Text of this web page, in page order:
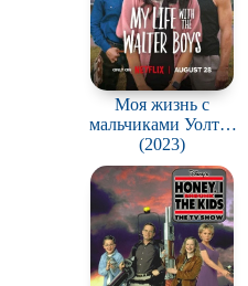
Моя жизнь с
мальчиками Уолтер
/ My Life with the
Walter Boys
(2023)